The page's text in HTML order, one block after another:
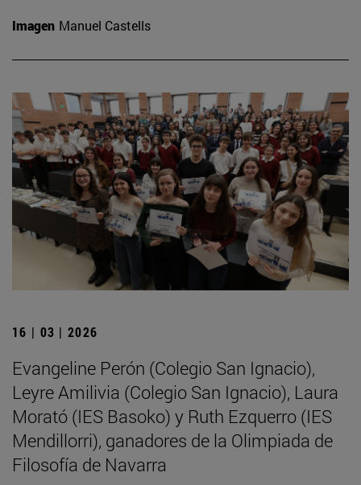
Imagen Manuel Castells
16 | 03 | 2026
Evangeline Perón (Colegio San Ignacio),
Leyre Amilivia (Colegio San Ignacio), Laura
Morató (IES Basoko) y Ruth Ezquerro (IES
Mendillorri), ganadores de la Olimpiada de
Filosofía de Navarra